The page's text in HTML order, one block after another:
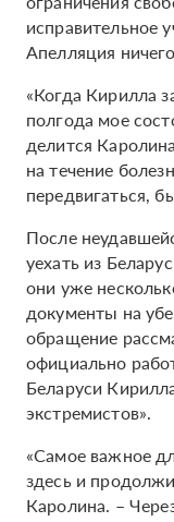
исправительное
Апелляция
«Когда Кирилла
полгода мое
делится
на течение
передвигаться,
После
уехать из
они уже
документы на
обращение
официально
Беларуси
экстремистов».
«Самое важное
здесь и
Каролина. –